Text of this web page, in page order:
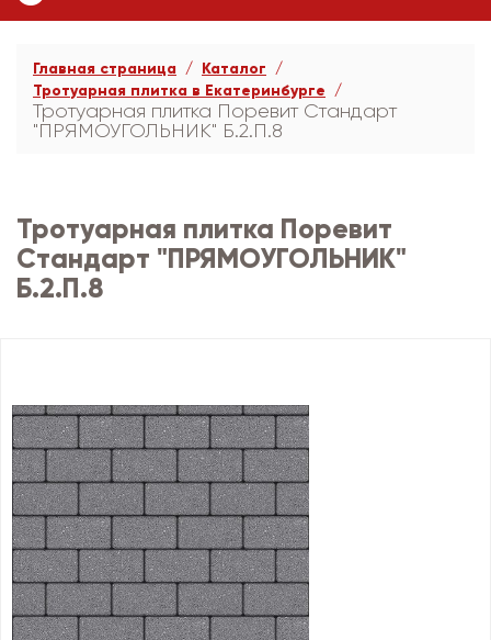
Главная страница
Каталог
Тротуарная плитка в Екатеринбурге
Тротуарная плитка Поревит Стандарт
"ПРЯМОУГОЛЬНИК" Б.2.П.8
Тротуарная плитка Поревит
Стандарт "ПРЯМОУГОЛЬНИК"
Б.2.П.8